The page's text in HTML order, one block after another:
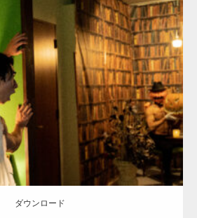
Update: 2023.02.11
のマッチョ その他
AKIHITO(細マッチョ)
SOSUKE
姫路 (兵庫)
ダウンロード